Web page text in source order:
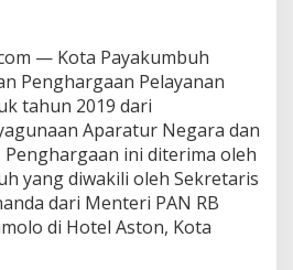
d
u
k
c
a
p
i
l
K
— Kota Payakumbuh
Penghargaan Pelayanan
tahun 2019 dari
Aparatur Negara dan
ini diterima oleh
yang diwakili oleh Sekretaris
dari Menteri PAN RB
di Hotel Aston, Kota